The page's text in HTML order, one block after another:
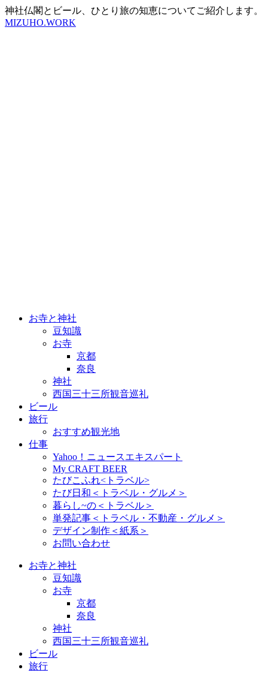
神社仏閣とビール、ひとり旅の知恵についてご紹介します。
MIZUHO.WORK
お寺と神社
豆知識
お寺
京都
奈良
神社
西国三十三所観音巡礼
ビール
旅行
おすすめ観光地
仕事
Yahoo！ニュースエキスパート
My CRAFT BEER
たびこふれ<トラベル>
たび日和＜トラベル・グルメ＞
暮らし~の＜トラベル＞
単発記事＜トラベル・不動産・グルメ＞
デザイン制作＜紙系＞
お問い合わせ
お寺と神社
豆知識
お寺
京都
奈良
神社
西国三十三所観音巡礼
ビール
旅行